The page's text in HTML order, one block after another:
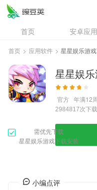
首页 安卓应用
资讯
专题
问答
首页 > 应用软件 > 星星娱乐游
星星娱
官方 年满12
2984817次下载
需优先下载
星星娱乐游戏下载安装
小编点评